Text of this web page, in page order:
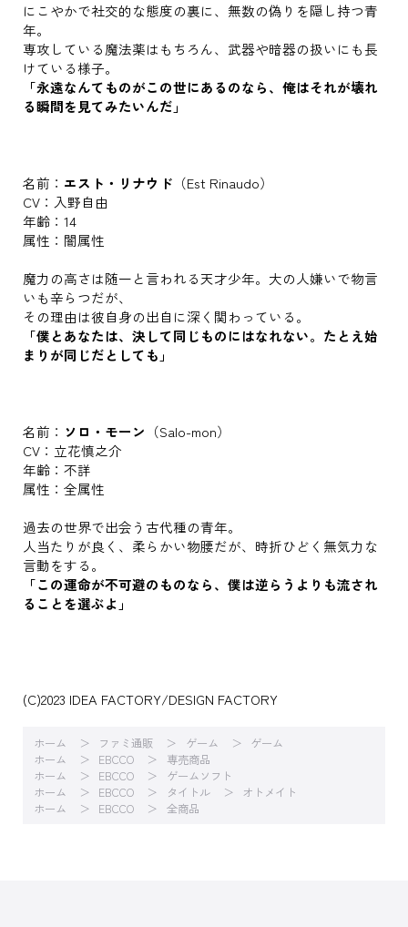
にこやかで社交的な態度の裏に、無数の偽りを隠し持つ青
年。
専攻している魔法薬はもちろん、武器や暗器の扱いにも長
けている様子。
「永遠なんてものがこの世にあるのなら、俺はそれが壊れ
る瞬間を見てみたいんだ」
名前： エスト・リナウド （Est Rinaudo）
CV：入野自由
年齢：14
属性：闇属性
魔力の高さは随一と言われる天才少年。大の人嫌いで物言
いも辛らつだが、
その理由は彼自身の出自に深く関わっている。
「僕とあなたは、決して同じものにはなれない。たとえ始
まりが同じだとしても」
名前： ソロ・モーン （Salo-mon）
CV：立花慎之介
年齢：不詳
属性：全属性
過去の世界で出会う古代種の青年。
人当たりが良く、柔らかい物腰だが、時折ひどく無気力な
言動をする。
「この運命が不可避のものなら、僕は逆らうよりも流され
ることを選ぶよ」
(C)2023 IDEA FACTORY/DESIGN FACTORY
ホーム ファミ通販 ゲーム
ゲーム
ホーム
EBCCO
専売商品
ホーム
EBCCO
ゲームソフト
ホーム
EBCCO タイトル
オトメイト
ホーム
EBCCO 全商品